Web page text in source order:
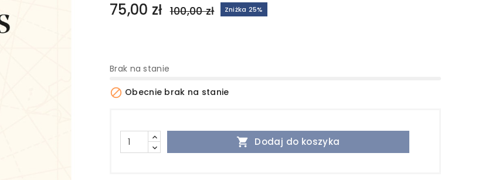
75,00 zł 100,00 zł Zniżka 25%
Brak na stanie
 Obecnie brak na stanie
 Dodaj do koszyka